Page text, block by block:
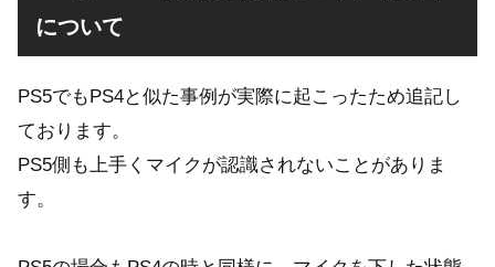
について
PS5でもPS4と似た事例が実際に起こったため追記し
ております。
PS5側も上手くマイクが認識されないことがありま
す。